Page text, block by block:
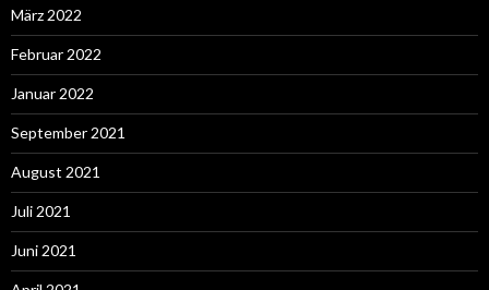
März 2022
Februar 2022
Januar 2022
September 2021
August 2021
Juli 2021
Juni 2021